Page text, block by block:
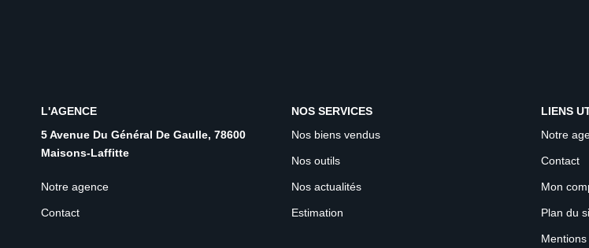
L'AGENCE
5 Avenue Du Général De Gaulle, 78600
Maisons-Laffitte
Notre agence
Contact
NOS SERVICES
Nos biens vendus
Nos outils
Nos actualités
Estimation
LIENS
Notre
Contact
Mon
Plan du